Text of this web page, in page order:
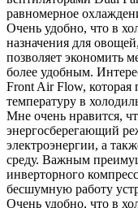
равномерное
Очень удобно, что в
назначения для
позволяет экономить
более удобным.
Front Air Flow,
температуру в
Мне очень нравится,
энергосберегающий
электроэнергии, а
среду. Важным
инверторного
бесшумную работу
Очень удобно, что в